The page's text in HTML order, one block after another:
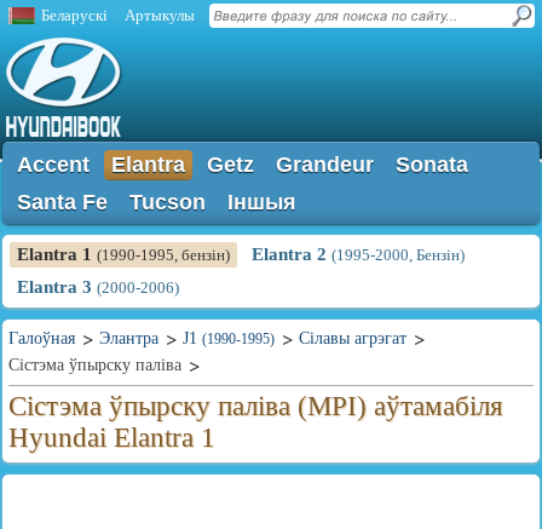
Беларускі Артыкулы
Accent Elantra Getz Grandeur
Sonata
Santa Fe
Tucson Іншыя
Elantra 1 (1990-1995, бензін) Elantra 2 (1995-2000, Бензін)
Elantra 3 (2000-2006)
Галоўная Элантра J1 (1990-1995)
Сілавы агрэгат
Сістэма ўпырску паліва
Сістэма ўпырску паліва (MPI) аўтамабіля
Hyundai Elantra 1